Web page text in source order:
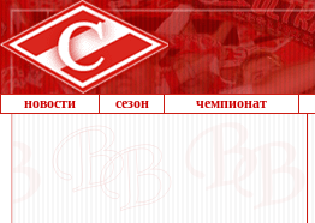
новости сезон чемпионат